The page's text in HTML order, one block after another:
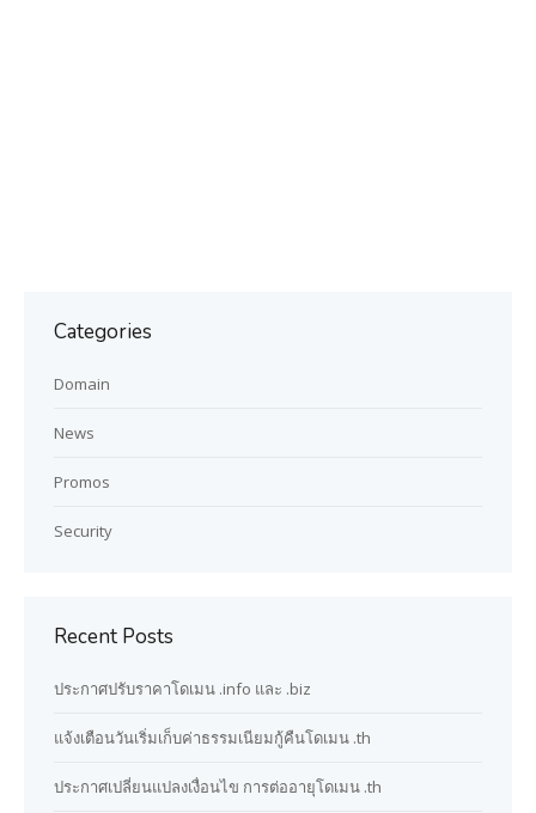
Categories
Domain
News
Promos
Security
Recent Posts
ประกาศปรับราคาโดเมน .info และ .biz
แจ้งเตือนวันเริ่มเก็บค่าธรรมเนียมกู้คืนโดเมน .th
ประกาศเปลี่ยนแปลงเงื่อนไข การต่ออายุโดเมน .th